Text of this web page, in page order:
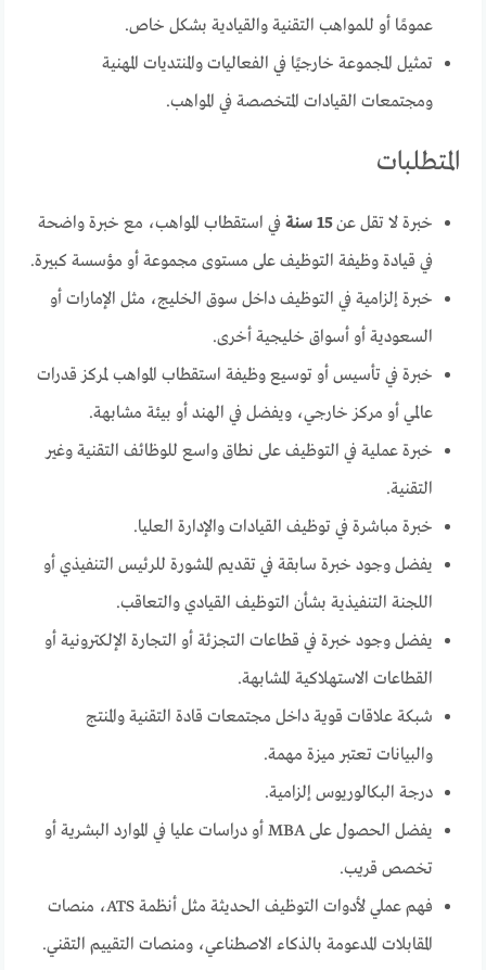
عمومًا أو للمواهب التقنية والقيادية بشكل خاص.
تمثيل المجموعة خارجيًا في الفعاليات والمنتديات المهنية
ومجتمعات القيادات المتخصصة في المواهب.
المتطلبات
خبرة لا تقل عن15 سنة
في استقطاب المواهب، مع خبرة واضحة
في قيادة وظيفة التوظيف على مستوى مجموعة أو مؤسسة كبيرة.
خبرة إلزامية في التوظيف داخل سوق الخليج، مثل الإمارات أو
السعودية أو أسواق خليجية أخرى.
خبرة في تأسيس أو توسيع وظيفة استقطاب المواهب لمركز قدرات
عالمي أو مركز خارجي، ويفضل في الهند أو بيئة مشابهة.
خبرة عملية في التوظيف على نطاق واسع للوظائف التقنية وغير
التقنية.
خبرة مباشرة في توظيف القيادات والإدارة العليا.
يفضل وجود خبرة سابقة في تقديم المشورة للرئيس التنفيذي أو
اللجنة التنفيذية بشأن التوظيف القيادي والتعاقب.
يفضل وجود خبرة في قطاعات التجزئة أو التجارة الإلكترونية أو
القطاعات الاستهلاكية المشابهة.
شبكة علاقات قوية داخل مجتمعات قادة التقنية والمنتج
والبيانات تعتبر ميزة مهمة.
درجة البكالوريوس إلزامية.
يفضل الحصول على MBA أو دراسات عليا في الموارد البشرية أو
تخصص قريب.
فهم عملي لأدوات التوظيف الحديثة مثل أنظمة ATS، منصات
المقابلات المدعومة بالذكاء الاصطناعي، ومنصات التقييم التقني.